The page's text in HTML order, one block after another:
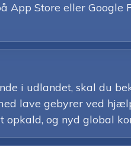
Store eller Google
i udlandet, skal du
lave gebyrer ved
og nyd global